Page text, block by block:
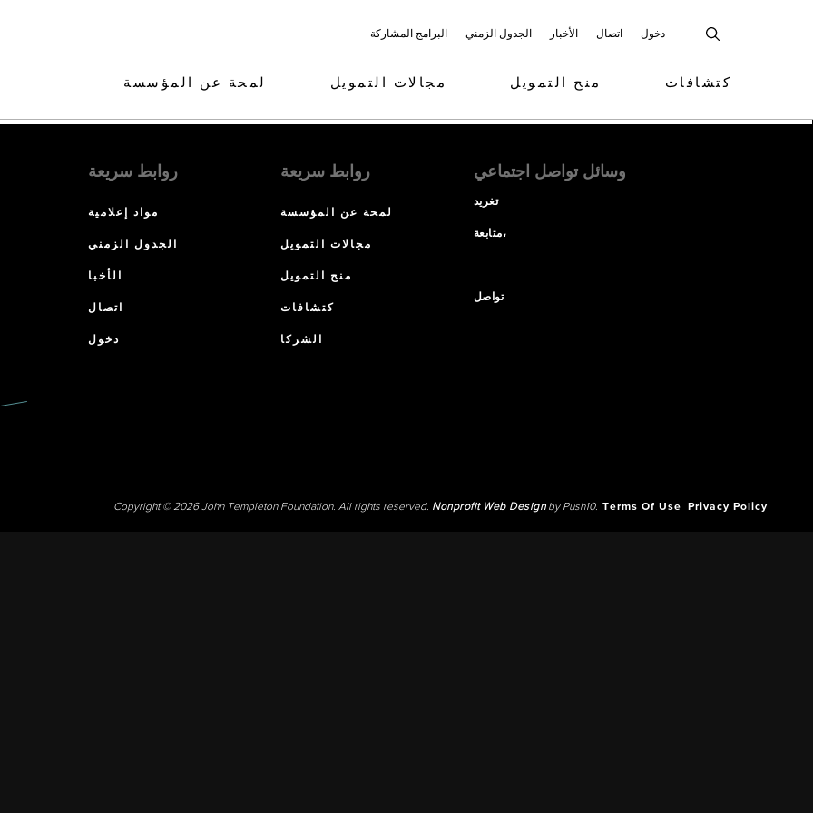
البرامج المشاركة الجدول الزمني الأخبار اتصال دخول
لمحة عن المؤسسة مجالات التمويل منح التمويل كتشافات
روابط سريعة
مواد إعلامية
الجدول الزمني
الأخبا
اتصال
دخول
روابط سريعة
لمحة عن المؤسسة
مجالات التمويل
منح التمويل
كتشافات
الشركا
وسائل تواصل اجتماعي
تغريد
متابعة،
تواصل
Copyright © 2026 John Templeton Foundation. All rights reserved. Nonprofit Web Designby Push10. Terms Of Use Privacy Policy